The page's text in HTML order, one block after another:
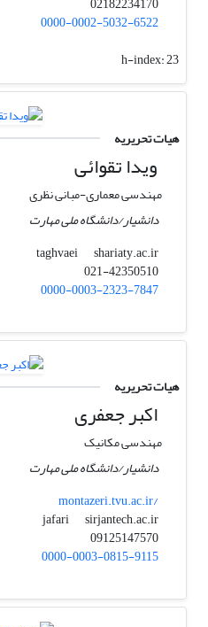
0000-0002-5032-6522
h-index:23
هیات تحریریه
ویدا تقوائی
مهندسی معماری-مبانی نظری
دانشیار/دانشگاه ملی مهارت
taghvaei
shariaty.ac.ir
021-42350510
0000-0003-2323-7847
هیات تحریریه
اکبر جعفری
مهندسی مکانیک
دانشیار/دانشگاه ملی مهارت
montazeri.tvu.ac.ir/
jafari
sirjantech.ac.ir
09125147570
0000-0003-0815-9115